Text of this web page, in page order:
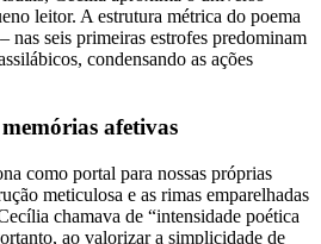
leitor. A estrutura métrica do poema
nas seis primeiras estrofes predominam
condensando as ações
afetivas
como portal para nossas próprias
meticulosa e as rimas emparelhadas
chamava de “intensidade poética
ao valorizar a simplicidade de